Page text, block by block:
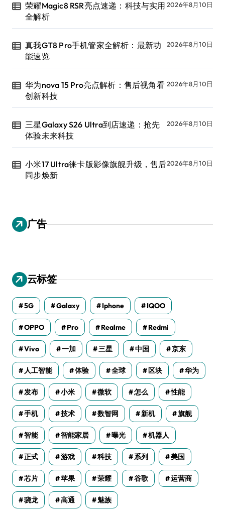
荣耀Magic8 RSR亮点速递：科技与实用
全解析
2026年8月10日
真我GT8 Pro手机管家全解析：最新功
能速览
2026年8月10日
华为nova 15 Pro亮点解析：售后视角看
创新科技
2026年8月10日
三星Galaxy S26 Ultra到店速递：抢先
体验未来科技
2026年8月10日
小米17 Ultra徕卡版影像旗舰升级，售后
同步焕新
2026年8月10日
广告
云标签
5G Galaxy Iphone IQOO
OPPO Pro Realme Redmi
Vivo 一加 三星 中国 京东
人工智能 体验 全球 区块 华为
发布 小米 微软 怎么 性能
手机 技术 数智网 新机 旗舰
智能 智能家居 曝光 机器人
正式 游戏 科技 系列 美国
芯片 苹果 荣耀 谷歌 运营商
骁龙 高通 魅族